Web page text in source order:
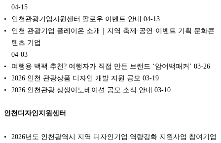
04-15
인천관광기업지원센터 팔로우 이벤트 안내 04-13
인천 관광기업 플레이온 소개｜지역 축제·공연·이벤트 기획 문화콘
텐츠 기업
04-03
여행용 백팩 추천? 여행자가 직접 만든 브랜드 ‘암어백패커’ 03-26
2026 인천 관광상품 디자인 개발 지원 공모 03-19
2026 인천관광 상생이노베이션 공모 소식 안내 03-10
인천디자인지원센터
2026년도 인천광역시 지역 디자인기업 역량강화 지원사업 참여기업